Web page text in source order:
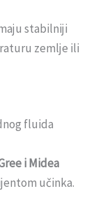
stabilniji
zemlje ili
fluida
i Midea
učinka.